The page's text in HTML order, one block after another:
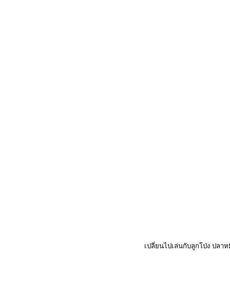
เปลี่ยนไปเล่นกับลูกโป่ง ปลา